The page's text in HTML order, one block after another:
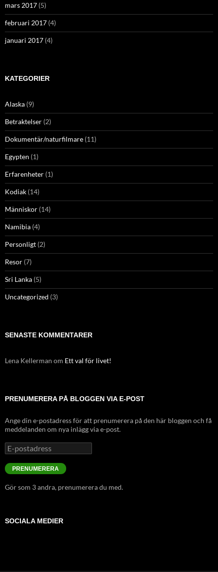
mars 2017 (5)
februari 2017 (4)
januari 2017 (4)
KATEGORIER
Alaska (9)
Betraktelser (2)
Dokumentär/naturfilmare (11)
Egypten (1)
Erfarenheter (1)
Kodiak (14)
Människor (14)
Namibia (4)
Personligt (2)
Resor (7)
Sri Lanka (5)
Uncategorized (3)
SENASTE KOMMENTARER
Lena Kellerman om Ett val för livet!
PRENUMERERA PÅ BLOGGEN VIA E-POST
Ange din e-postadress för att prenumerera på den här bloggen och få
meddelanden om nya inlägg via e-post.
E
-
p
o
t
r
e
PRENUMERERA
Gör som 3 andra, prenumerera du med.
SOCIALA MEDIER